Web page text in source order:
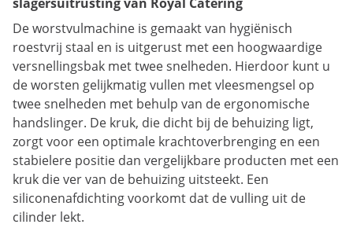
De worstvulmachine is gemaakt van hygiënisch
roestvrij staal en is uitgerust met een hoogwaardige
versnellingsbak met twee snelheden. Hierdoor kunt u
de worsten gelijkmatig vullen met vleesmengsel op
twee snelheden met behulp van de ergonomische
handslinger. De kruk, die dicht bij de behuizing ligt,
zorgt voor een optimale krachtoverbrenging en een
stabielere positie dan vergelijkbare producten met een
kruk die ver van de behuizing uitsteekt. Een
siliconenafdichting voorkomt dat de vulling uit de
cilinder lekt.